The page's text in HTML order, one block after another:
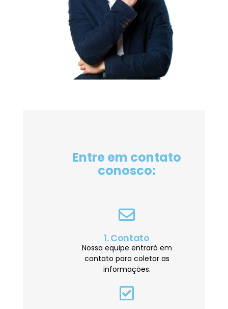
Entre em contato
conosco:
1. Contato
Nossa equipe entrará em
contato para coletar as
informações.